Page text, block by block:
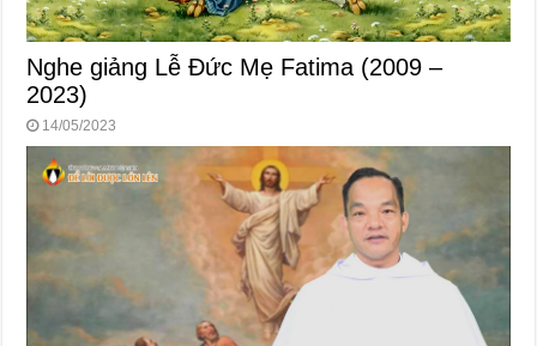
Nghe giảng Lễ Đức Mẹ Fatima (2009 –
2023)
14/05/2023